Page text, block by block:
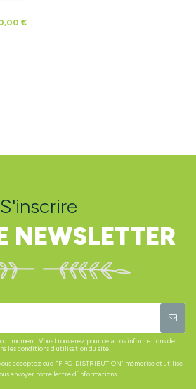
€
S'inscrire
NEWSLETTER
moment. Vous trouverez pour cela nos informations de
les conditions d'utilisation du site.
acceptez que "FIFO-DISTRIBUTION" mémorise et utilise
envoyer notre lettre d’informations.